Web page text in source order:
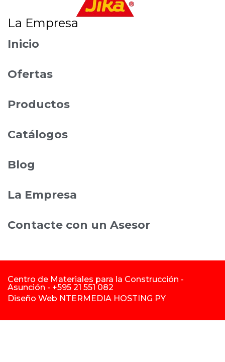
La Empresa
Inicio
Ofertas
Productos
Catálogos
Blog
La Empresa
Contacte con un Asesor
Centro de Materiales para la Construcción -
Asunción - +595 21 551 082
Diseño Web NTERMEDIA HOSTING PY